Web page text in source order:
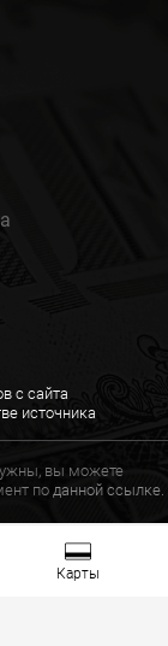
Карты
с сайта
источника
вы можете
по данной ссылке.